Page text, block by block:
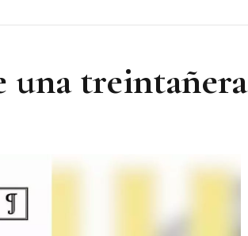
una treintañera